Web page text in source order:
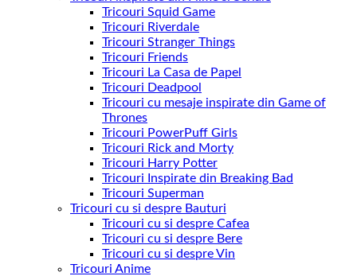
Tricouri Squid Game
Tricouri Riverdale
Tricouri Stranger Things
Tricouri Friends
Tricouri La Casa de Papel
Tricouri Deadpool
Tricouri cu mesaje inspirate din Game of
Thrones
Tricouri PowerPuff Girls
Tricouri Rick and Morty
Tricouri Harry Potter
Tricouri Inspirate din Breaking Bad
Tricouri Superman
Tricouri cu si despre Bauturi
Tricouri cu si despre Cafea
Tricouri cu si despre Bere
Tricouri cu si despre Vin
Tricouri Anime